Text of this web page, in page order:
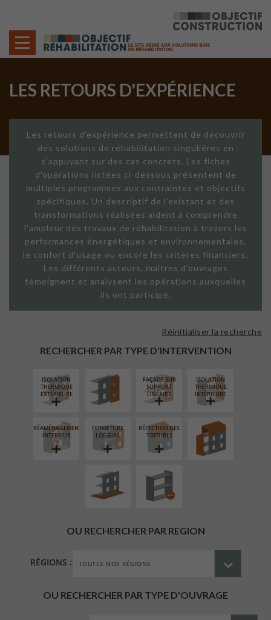
LES RETOURS D'EXPÉRIENCE
Les retours d'expérience permettent de découvrir
des solutions de réhabilitation singulières en
s'appuyant sur des cas concrets. Les fiches
d'opérations listées ci-dessous présentent de
multiples programmes aux contraintes et objectifs
spécifiques. Un descriptif de l'existant et des
transformations réalisées aident à comprendre
l'ampleur des travaux de réhabilitation à travers les
performances énergétiques et environnementales,
le confort d'usage ou encore les critères financiers.
Les différents acteurs, maîtres d'ouvrages
témoignent et analysent les opérations auxquelles
ils ont participé.
RECHERCHER PAR TYPE D'INTERVENTION
Réinitialiser la recherche
ISOLATION
THERMIQUE
EXTÉRIEURE
FAÇADE SUR
SUPPORT
LINÉAIRE
ISOLATION
THERMIQUE
INTÉRIEURE
RÉAMÉNAGEMENT
INTÉRIEUR
FERMETURE
LOGGIAS
RÉFECTION DES
TOITURES
SURÉLÉVATION
EXTENSION
AMÉNAGEMENT
EXTÉRIEUR
PROCÉDÉ
PARTICULIER
OU RECHERCHER PAR REGION
RÉGIONS :
OU RECHERCHER PAR TYPE D'OUVRAGE